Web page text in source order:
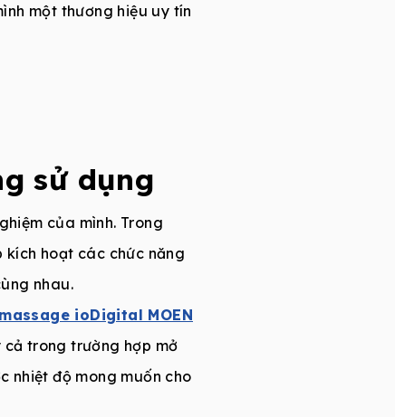
một thương hiệu uy tín
sử dụng
của mình. Trong
hoạt các chức năng
nhau.
ioDigital MOEN
trong trường hợp mở
nhiệt độ mong muốn cho